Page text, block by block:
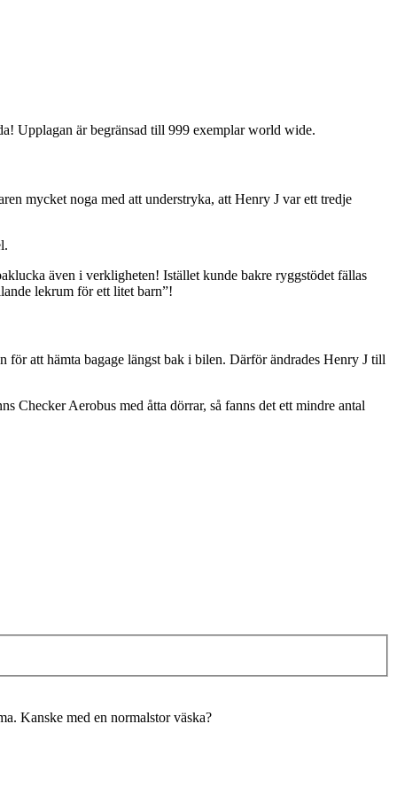
Upplagan är begränsad till 999 exemplar world wide.
mycket noga med att understryka, att Henry J var ett tredje
även i verkligheten! Istället kunde bakre ryggstödet fällas
lekrum för ett litet barn”!
att hämta bagage längst bak i bilen. Därför ändrades Henry J till
Checker Aerobus med åtta dörrar, så fanns det ett mindre antal
Kanske med en normalstor väska?